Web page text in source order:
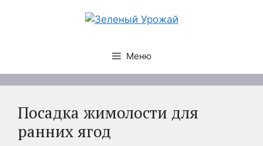
Меню
Посадка жимолости для
ранних ягод